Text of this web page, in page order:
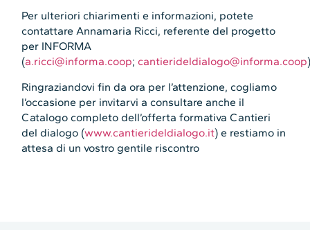
Per ulteriori chiarimenti e informazioni, potete
contattare Annamaria Ricci, referente del progetto
per INFORMA
(a.ricci@informa.coop;cantierideldialogo@informa.coop
Ringraziandovi fin da ora per l’attenzione, cogliamo
l’occasione per invitarvi a consultare anche il
Catalogo completo dell’offerta formativa Cantieri
del dialogo (www.cantierideldialogo.it) e restiamo in
attesa di un vostro gentile riscontro